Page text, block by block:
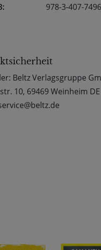
978-3-407-
Beltz Verlagsgruppe
10, 69469 Weinheim DE